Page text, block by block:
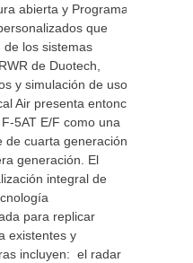
abierta y Programas
que
de los sistemas
de Duotech,
y simulación de uso
Air presenta entonces
5AT E/F como una
de cuarta generación
generación. El
integral de
para replicar
existentes y
incluyen: el radar